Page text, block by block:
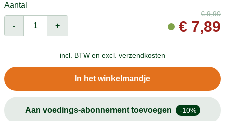
Aantal
- +
€9,90
€ 7,89
incl. BTW en excl. verzendkosten
In het winkelmandje
Aan voedings-abonnement toevoegen -10%